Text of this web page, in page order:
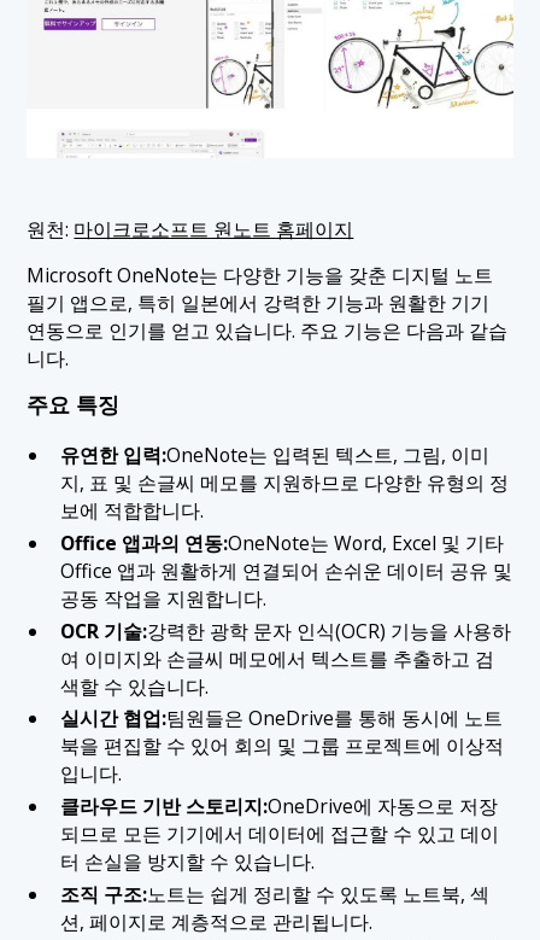
원천: 마이크로소프트 원노트 홈페이지
Microsoft OneNote는 다양한 기능을 갖춘 디지털 노트
필기 앱으로, 특히 일본에서 강력한 기능과 원활한 기기
연동으로 인기를 얻고 있습니다. 주요 기능은 다음과 같습
니다.
주요 특징
유연한 입력:OneNote는 입력된 텍스트, 그림, 이미
지, 표 및 손글씨 메모를 지원하므로 다양한 유형의 정
보에 적합합니다.
Office 앱과의 연동:OneNote는 Word, Excel 및 기타
Office 앱과 원활하게 연결되어 손쉬운 데이터 공유 및
공동 작업을 지원합니다.
OCR 기술:강력한 광학 문자 인식(OCR) 기능을 사용하
여 이미지와 손글씨 메모에서 텍스트를 추출하고 검
색할 수 있습니다.
실시간 협업:팀원들은 OneDrive를 통해 동시에 노트
북을 편집할 수 있어 회의 및 그룹 프로젝트에 이상적
입니다.
클라우드 기반 스토리지:OneDrive에 자동으로 저장
되므로 모든 기기에서 데이터에 접근할 수 있고 데이
터 손실을 방지할 수 있습니다.
조직 구조:노트는 쉽게 정리할 수 있도록 노트북, 섹
션, 페이지로 계층적으로 관리됩니다.